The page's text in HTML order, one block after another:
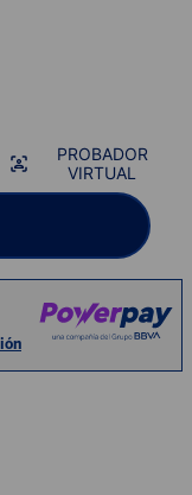
PROBADOR
VIRTUAL